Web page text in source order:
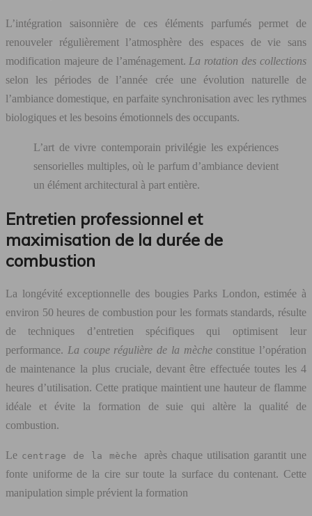
L’intégration saisonnière de ces éléments parfumés permet de
renouveler régulièrement l’atmosphère des espaces de vie sans
modification majeure de l’aménagement. La rotation des collections
selon les périodes de l’année crée une évolution naturelle de
l’ambiance domestique, en parfaite synchronisation avec les rythmes
biologiques et les besoins émotionnels des occupants.
L’art de vivre contemporain privilégie les expériences
sensorielles multiples, où le parfum d’ambiance devient
un élément architectural à part entière.
Entretien professionnel et
maximisation de la durée de
combustion
La longévité exceptionnelle des bougies Parks London, estimée à
environ 50 heures de combustion pour les formats standards, résulte
de techniques d’entretien spécifiques qui optimisent leur
performance. La coupe régulière de la mèche constitue l’opération
de maintenance la plus cruciale, devant être effectuée toutes les 4
heures d’utilisation. Cette pratique maintient une hauteur de flamme
idéale et évite la formation de suie qui altère la qualité de
combustion.
Le centrage de la mèche après chaque utilisation garantit une
fonte uniforme de la cire sur toute la surface du contenant. Cette
manipulation simple prévient la formation